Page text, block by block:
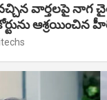
వార్తలపై నాగ
ఆశ్రయించిన